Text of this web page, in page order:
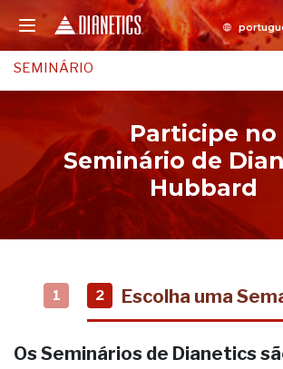
SEMINÁRIO
Participe no
Seminário de
Hubbard
1 2 Escolha uma
Os Seminários de Dianetics